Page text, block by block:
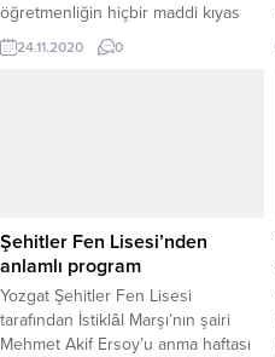
öğretmenliğin hiçbir maddi kıyas
kabul etmeyecek ölçüde ulvi
niteliklere sahip olan kutsal bir
24.11.2020 0
Şehitler Fen Lisesi’nden
anlamlı program
Yozgat Şehitler Fen Lisesi
tarafından İstiklâl Marşı’nın şairi
Mehmet Akif Ersoy’u anma haftası